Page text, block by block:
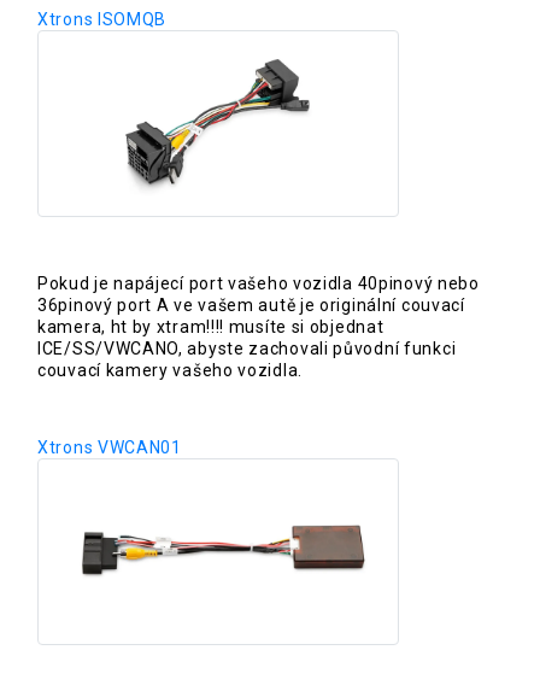
Xtrons ISOMQB
Pokud je napájecí port vašeho vozidla 40pinový nebo
36pinový port A ve vašem autě je originální couvací
kamera, ht by xtram!!!! musíte si objednat
ICE/SS/VWCANO, abyste zachovali původní funkci
couvací kamery vašeho vozidla.
Xtrons VWCAN01